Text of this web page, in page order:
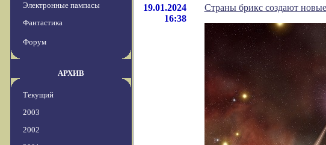
Электронные пампасы
Фантастика
Форум
АРХИВ
Текущий
2003
2002
19.01.2024
16:38
Страны брикс создают